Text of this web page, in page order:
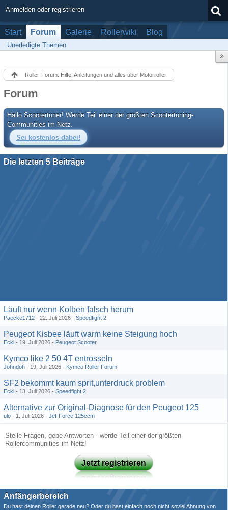
Anmelden oder registrieren
Start Forum Galerie Rollerwiki Blog
Unerledigte Themen
Roller-Forum: Hilfe, Anleitungen und alles über Motorroller
Forum
Hallo Scootertuner! Werde Teil einer der größten Scootertuning-
Communities im Netz.
Sei kostenlos dabei!
Die letzten 5 Beiträge
Läuft nur wenn Kolben falsch herum
Paecke1712 22. Juli 2026 Speedfight 2
Peugeot Kisbee läuft warm keine Steigung hoch
Ecki 19. Juli 2026 Peugeot Scooter
Kymco like 2 50 4T entrosseln
Johndoh 19. Juli 2026 Kymco Roller Forum
SF2 bekommt kaum sprit,unterdruck problem
Ecki 13. Juli 2026 Speedfight 2
Alternative zur Original-Diagnose für den Peugeot 125
ulo 1. Juli 2026 Jet-Force 125ccm
Stelle Fragen, gebe Antworten - werde Teil einer der größten
Rollercommunities im Netz!
Jetzt registrieren
Anfängerbereich
Du hast deinen Roller gerade neu? Oder du hast einfach noch nicht soviel Ahnung von